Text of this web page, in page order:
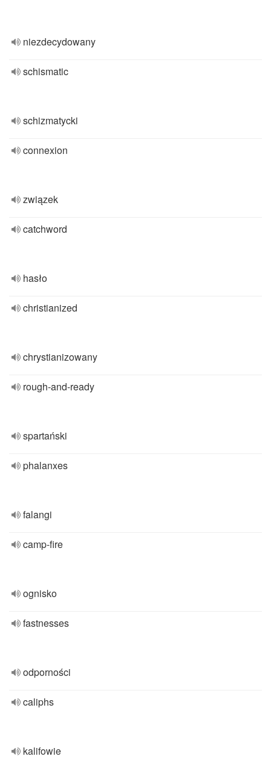
niezdecydowany
schismatic
schizmatycki
connexion
związek
catchword
hasło
christianized
chrystianizowany
rough-and-ready
spartański
phalanxes
falangi
camp-fire
ognisko
fastnesses
odporności
caliphs
kalifowie